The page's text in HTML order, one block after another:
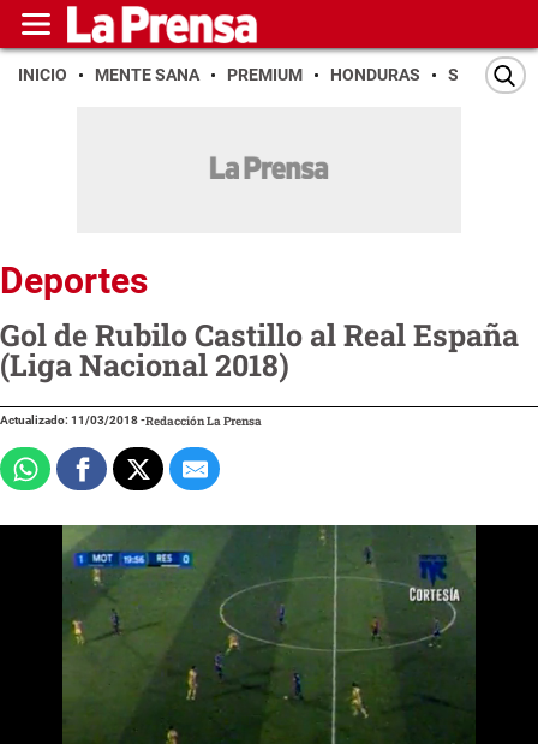
INICIO MENTE SANA PREMIUM HONDURAS SAN PEDRO
Deportes
Gol de Rubilo Castillo al Real España
(Liga Nacional 2018)
Actualizado: 11/03/2018-Redacción La Prensa